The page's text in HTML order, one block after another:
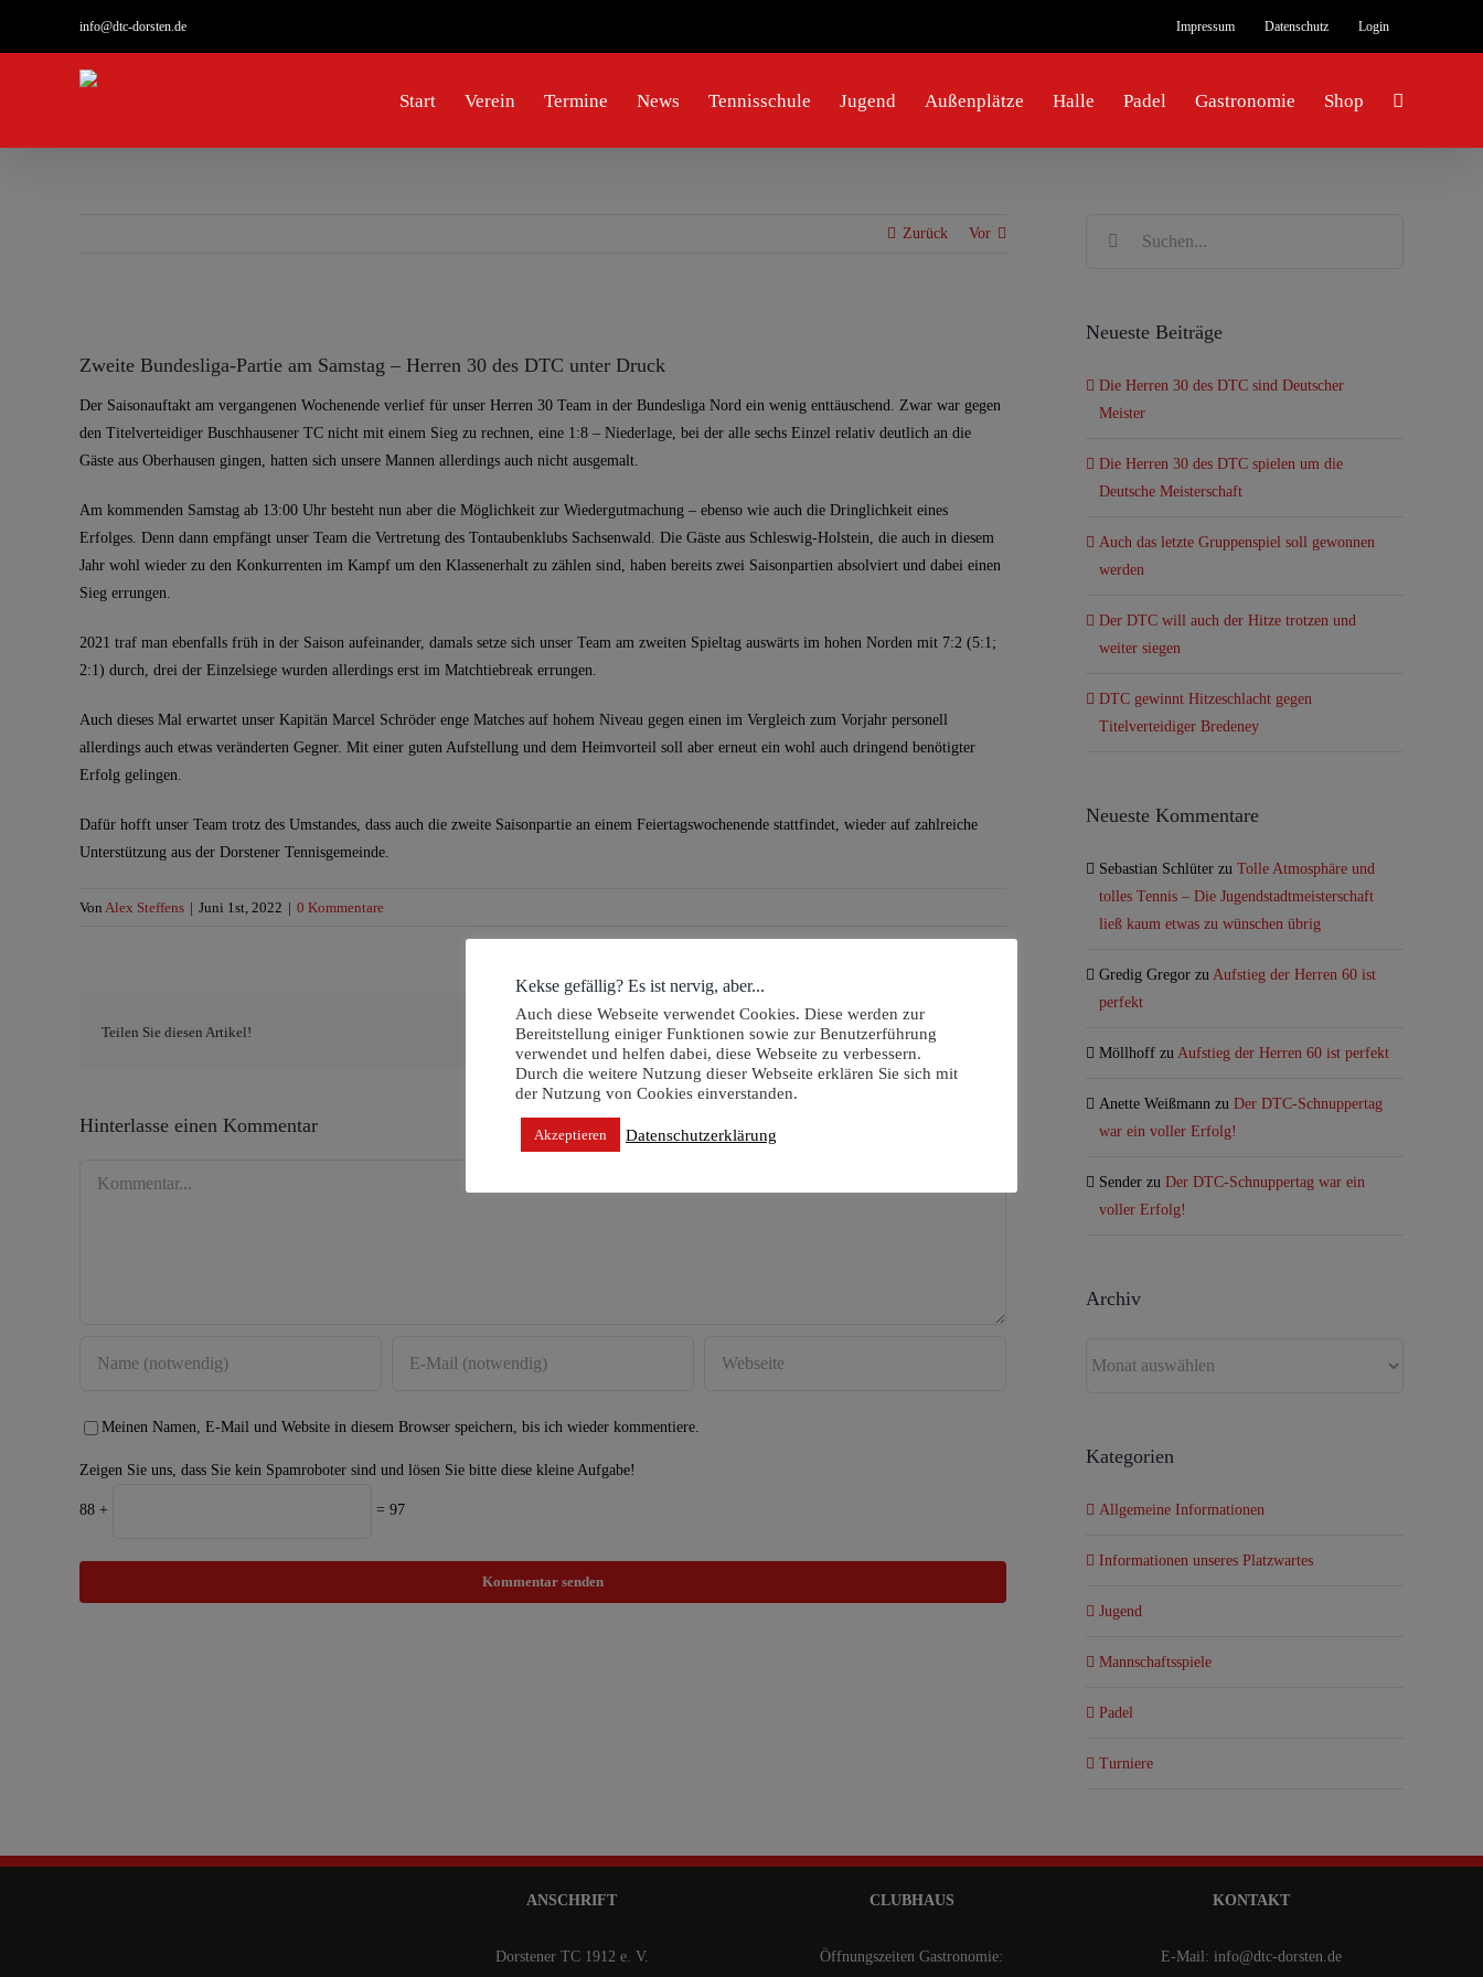
info@dtc-dorsten.de Impressum Datenschutz Login
Start Verein Termine News Tennisschule Jugend Außenplätze Halle Padel Gastronomie Shop
Zurück Vor
grösseres
Zweite Bundesliga-Partie am Samstag – Herren 30 des DTC unter Druck
Der Saisonauftakt am vergangenen Wochenende verlief für unser Herren 30 Team in der Bundesliga Nord ein wenig enttäuschend. Zwar war gegen
den Titelverteidiger Buschhausener TC nicht mit einem Sieg zu rechnen, eine 1:8 – Niederlage, bei der alle sechs Einzel relativ deutlich an die
Gäste aus Oberhausen gingen, hatten sich unsere Mannen allerdings auch nicht ausgemalt.
Am kommenden Samstag ab 13:00 Uhr besteht nun aber die Möglichkeit zur Wiedergutmachung – ebenso wie auch die Dringlichkeit eines
Erfolges. Denn dann empfängt unser Team die Vertretung des Tontaubenklubs Sachsenwald. Die Gäste aus Schleswig-Holstein, die auch in diesem
Jahr wohl wieder zu den Konkurrenten im Kampf um den Klassenerhalt zu zählen sind, haben bereits zwei Saisonpartien absolviert und dabei einen
Sieg errungen.
2021 traf man ebenfalls früh in der Saison aufeinander, damals setze sich unser Team am zweiten Spieltag auswärts im hohen Norden mit 7:2 (5:1;
2:1) durch, drei der Einzelsiege wurden allerdings erst im Matchtiebreak errungen.
Auch dieses Mal erwartet unser Kapitän Marcel Schröder enge Matches auf hohem Niveau gegen einen im Vergleich zum Vorjahr personell
allerdings auch etwas veränderten Gegner. Mit einer guten Aufstellung und dem Heimvorteil soll aber erneut ein wohl auch dringend benötigter
Erfolg gelingen.
Dafür hofft unser Team trotz des Umstandes, dass auch die zweite Saisonpartie an einem Feiertagswochenende stattfindet, wieder auf zahlreiche
Unterstützung aus der Dorstener Tennisgemeinde.
Von Alex Steffens | Juni 1st, 2022 | 0 Kommentare
Teilen Sie diesen Artikel! Facebook
Hinterlasse einen Kommentar
Meinen Namen, E-Mail und Website in diesem Browser speichern, bis ich wieder kommentiere.
Zeigen Sie uns, dass Sie kein Spamroboter sind und lösen Sie bitte diese kleine Aufgabe!
88 + = 97
Neueste Beiträge
Die Herren 30 des DTC sind Deutscher
Meister
Die Herren 30 des DTC spielen um die
Deutsche Meisterschaft
Auch das letzte Gruppenspiel soll gewonnen
werden
Der DTC will auch der Hitze trotzen und
weiter siegen
DTC gewinnt Hitzeschlacht gegen
Titelverteidiger Bredeney
Neueste Kommentare
Sebastian Schlüter zu Tolle Atmosphäre und
tolles Tennis – Die Jugendstadtmeisterschaft
ließ kaum etwas zu wünschen übrig
Gredig Gregor zu Aufstieg der Herren 60 ist
perfekt
Möllhoff zu Aufstieg der Herren 60 ist perfekt
Anette Weißmann zu Der DTC-Schnuppertag
war ein voller Erfolg!
Sender zu Der DTC-Schnuppertag war ein
voller Erfolg!
Archiv
Kategorien
Allgemeine Informationen
Informationen unseres Platzwartes
Jugend
Mannschaftsspiele
Padel
Turniere
ANSCHRIFT
Dorstener TC 1912 e. V.
CLUBHAUS
Öffnungszeiten Gastronomie:
KONTAKT
E-Mail: info@dtc-dorsten.de
Kekse gefällig? Es ist nervig, aber...
Auch diese Webseite verwendet Cookies. Diese werden zur
Bereitstellung einiger Funktionen sowie zur Benutzerführung
verwendet und helfen dabei, diese Webseite zu verbessern.
Durch die weitere Nutzung dieser Webseite erklären Sie sich mit
der Nutzung von Cookies einverstanden.
Akzeptieren Datenschutzerklärung